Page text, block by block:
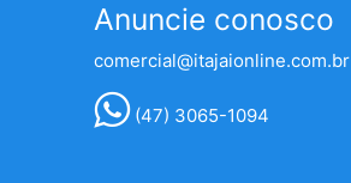
Anuncie conosco
comercial@itajaionline.com.br
(47) 3065-1094